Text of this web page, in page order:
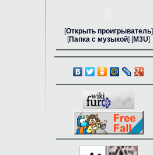
[Открыть проигрыватель]
[Папка с музыкой] [M3U]